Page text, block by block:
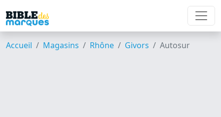
Accueil Magasins Rhône Givors Autosur